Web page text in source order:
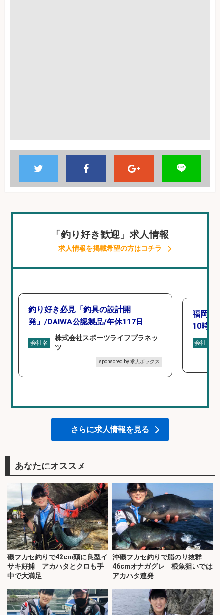
「釣り好き歓迎」求人情報
求人情報を掲載希望の方はコチラ
釣り好き必見「釣具の設計開
発」/DAIWA公認製品/年休117日
会社名
株式会社スポーツライフプラネッ
ツ
sponsored by 求人ボックス
福岡「
10時間
会社名
さらに求人情報を見る
あなたにオススメ
磯フカセ釣りで42cm頭に良型イ
サキ好捕 アカハタとクロも手
中で大満足
沖磯フカセ釣りで脂のり抜群
46cmオナガグレ 根魚狙いでは
アカハタ連発